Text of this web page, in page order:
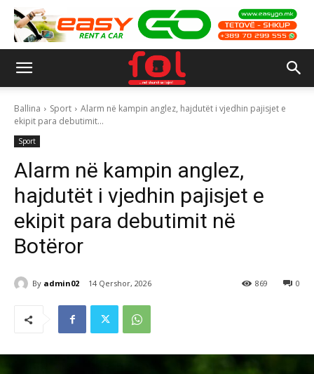
Ballina Sport
Alarm në kampin anglez, hajdutët i vjedhin pajisjet e
ekipit para debutimit...
Sport
Alarm në kampin anglez,
hajdutët i vjedhin pajisjet e
ekipit para debutimit në
Botëror
By admin02 14 Qershor, 2026 0
869